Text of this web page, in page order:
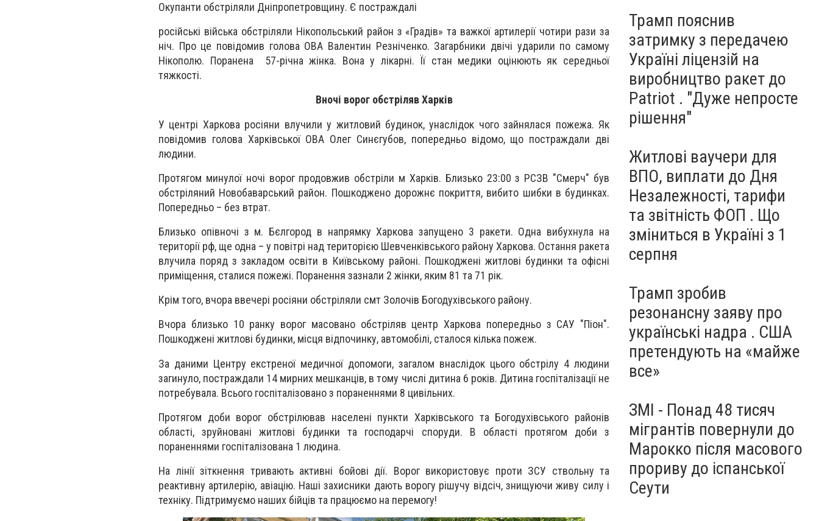
Окупанти обстріляли Дніпропетровщину. Є постраждалі
російські війська обстріляли Нікопольський район з «Градів» та важкої артилерії чотири рази за
ніч. Про це повідомив голова ОВА Валентин Резніченко. Загарбники двічі ударили по самому
Нікополю. Поранена 57-річна жінка. Вона у лікарні. Її стан медики оцінюють як середньої
тяжкості.
Вночі ворог обстріляв Харків
У центрі Харкова росіяни влучили у житловий будинок, унаслідок чого зайнялася пожежа. Як
повідомив голова Харківської ОВА Олег Синєгубов, попередньо відомо, що постраждали дві
людини.
Протягом минулої ночі ворог продовжив обстріли м Харків. Близько 23:00 з РСЗВ "Смерч" був
обстріляний Новобаварський район. Пошкоджено дорожнє покриття, вибито шибки в будинках.
Попередньо – без втрат.
Близько опівночі з м. Бєлгород в напрямку Харкова запущено 3 ракети. Одна вибухнула на
території рф, ще одна – у повітрі над територією Шевченківського району Харкова. Остання ракета
влучила поряд з закладом освіти в Київському районі. Пошкоджені житлові будинки та офісні
приміщення, сталися пожежі. Поранення зазнали 2 жінки, яким 81 та 71 рік.
Крім того, вчора ввечері росіяни обстріляли смт Золочів Богодухівського району.
Вчора близько 10 ранку ворог масовано обстріляв центр Харкова попередньо з САУ "Піон".
Пошкоджені житлові будинки, місця відпочинку, автомобілі, сталося кілька пожеж.
За даними Центру екстреної медичної допомоги, загалом внаслідок цього обстрілу 4 людини
загинуло, постраждали 14 мирних мешканців, в тому числі дитина 6 років. Дитина госпіталізації не
потребувала. Всього госпіталізовано з пораненнями 8 цивільних.
Протягом доби ворог обстрілював населені пункти Харківського та Богодухівського районів
області, зруйновані житлові будинки та господарчі споруди. В області протягом доби з
пораненнями госпіталізована 1 людина.
На лінії зіткнення тривають активні бойові дії. Ворог використовує проти ЗСУ ствольну та
реактивну артилерію, авіацію. Наші захисники дають ворогу рішучу відсіч, знищуючи живу силу і
техніку. Підтримуємо наших бійців та працюємо на перемогу!
Трамп пояснив
затримку з передачею
Україні ліцензій на
виробництво ракет до
Patriot . "Дуже непросте
рішення"
Житлові ваучери для
ВПО, виплати до Дня
Незалежності, тарифи
та звітність ФОП . Що
зміниться в Україні з 1
серпня
Трамп зробив
резонансну заяву про
українські надра . США
претендують на «майже
все»
ЗМІ - Понад 48 тисяч
мігрантів повернули до
Марокко після масового
прориву до іспанської
Сеути